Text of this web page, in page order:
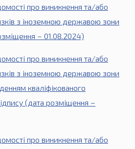
про виникнення та/або
з іноземною державою зони
– 01.08.2024)
про виникнення та/або
з іноземною державою зони
кваліфікованого
(дата розміщення –
про виникнення та/або